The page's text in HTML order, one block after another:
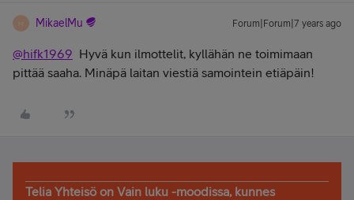
M MikaelMu Forum|Forum|7 years ago
@hifk1969 Hyvä kun ilmottelit, kyllähän ne toimimaan
pittää saaha. Minäpä laitan viestiä samointein etiäpäin!
Telia Yhteisö on Vain luku -moodissa, kunnes